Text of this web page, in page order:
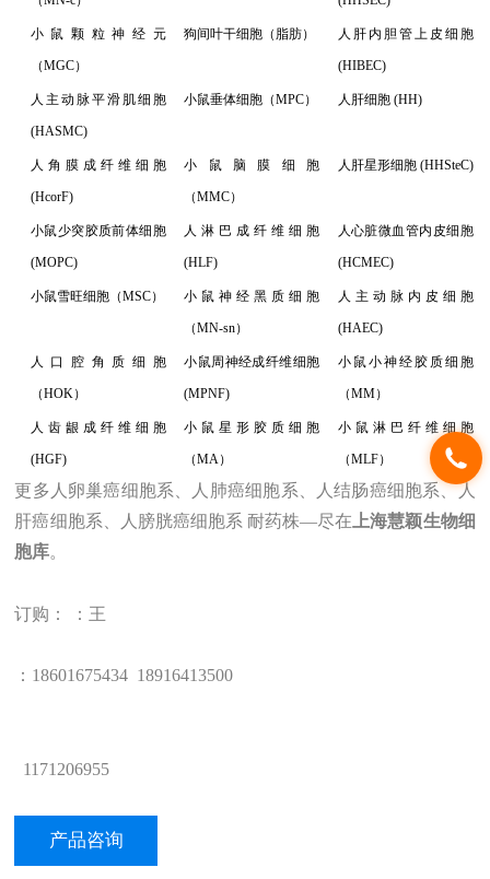
小鼠颗粒神经元
（MGC）
狗间叶干细胞（脂肪） 人肝内胆管上皮细胞
(HIBEC)
人主动脉平滑肌细胞
(HASMC)
小鼠垂体细胞（MPC） 人肝细胞 (HH)
人角膜成纤维细胞
(HcorF)
小鼠脑膜细胞
（MMC）
人肝星形细胞 (HHSteC)
小鼠少突胶质前体细胞
(MOPC)
人淋巴成纤维细胞
(HLF)
人心脏微血管内皮细胞
(HCMEC)
小鼠雪旺细胞（MSC） 小鼠神经黑质细胞
（MN-sn）
人主动脉内皮细胞
(HAEC)
人口腔角质细胞
（HOK）
小鼠周神经成纤维细胞
(MPNF)
小鼠小神经胶质细胞
（MM）
人齿龈成纤维细胞
(HGF)
小鼠星形胶质细胞
（MA）
小鼠淋巴纤维细胞
（MLF）
更多人卵巢癌细胞系、人肺癌细胞系、人结肠癌细胞系、人
肝癌细胞系、人膀胱癌细胞系 耐药株—尽在 上海慧颖生物细
胞库。
订购： ：王
：18601675434 18916413500
1171206955
产品咨询